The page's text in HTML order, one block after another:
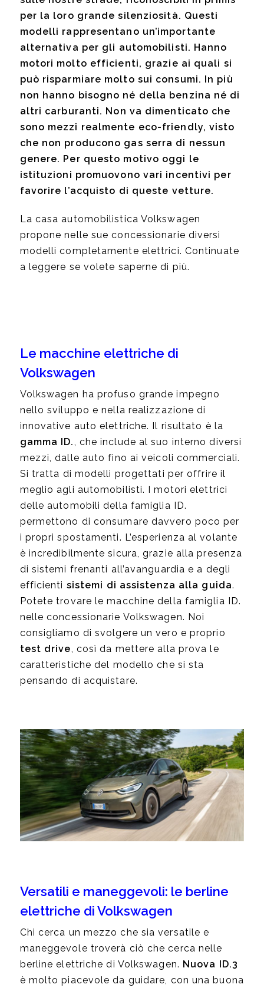
per la loro grande silenziosità. Questi
modelli rappresentano un’importante
alternativa per gli automobilisti. Hanno
motori molto efficienti, grazie ai quali si
può risparmiare molto sui consumi. In più
non hanno bisogno né della benzina né di
altri carburanti. Non va dimenticato che
sono mezzi realmente eco-friendly, visto
che non producono gas serra di nessun
genere. Per questo motivo oggi le
istituzioni promuovono vari incentivi per
favorire l’acquisto di queste vetture.
La casa automobilistica Volkswagen
propone nelle sue concessionarie diversi
modelli completamente elettrici. Continuate
a leggere se volete saperne di più.
Le macchine elettriche di
Volkswagen
Volkswagen ha profuso grande impegno
nello sviluppo e nella realizzazione di
innovative auto elettriche. Il risultato è la
gamma ID.
, che include al suo interno diversi
mezzi, dalle auto fino ai veicoli commerciali.
Si tratta di modelli progettati per offrire il
meglio agli automobilisti. I motori elettrici
delle automobili della famiglia ID.
permettono di consumare davvero poco per
i propri spostamenti. L’esperienza al volante
è incredibilmente sicura, grazie alla presenza
di sistemi frenanti all’avanguardia e a degli
efficienti sistemi di assistenza alla guida.
Potete trovare le macchine della famiglia ID.
nelle concessionarie Volkswagen. Noi
consigliamo di svolgere un vero e proprio
test drive , così da mettere alla prova le
caratteristiche del modello che si sta
pensando di acquistare.
Versatili e maneggevoli: le berline
elettriche di Volkswagen
Chi cerca un mezzo che sia versatile e
maneggevole troverà ciò che cerca nelle
berline elettriche di Volkswagen. Nuova ID.3
è molto piacevole da guidare, con una buona